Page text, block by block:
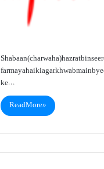
Shabaan (charwaha)hazrat bin
farmaya hai ki agar khwab main
ke…
Read More »